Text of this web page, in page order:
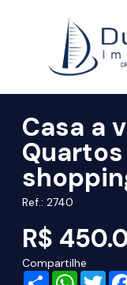
Casa a
Ref.: 2740
R$
Compartilhe
Share